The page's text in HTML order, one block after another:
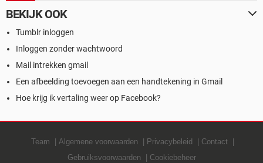
BEKIJK OOK
Tumblr inloggen
Inloggen zonder wachtwoord
Mail intrekken gmail
Een afbeelding toevoegen aan een handtekening in Gmail
Hoe krijg ik vertaling weer op Facebook?
Team Algemene voorwaarden Privacybeleid
Contact
Gebruiksvoorwaarden
Cookiebeheer